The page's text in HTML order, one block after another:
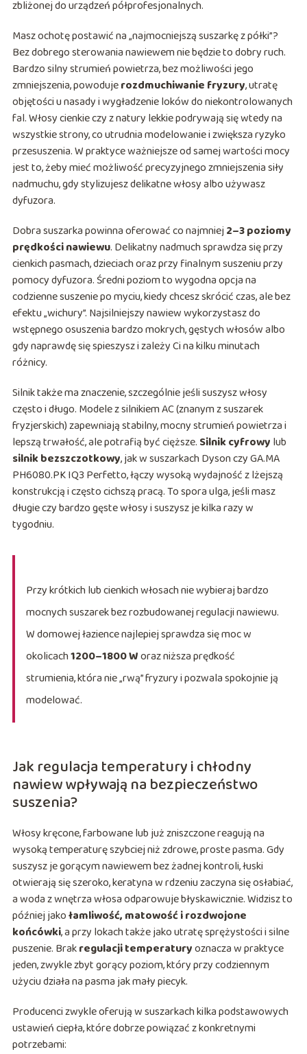
zbliżonej do urządzeń półprofesjonalnych.
Masz ochotę postawić na „najmocniejszą suszarkę z półki”?
Bez dobrego sterowania nawiewem nie będzie to dobry ruch.
Bardzo silny strumień powietrza, bez możliwości jego
zmniejszenia, powodujerozdmuchiwanie fryzury, utratę
objętości u nasady i wygładzenie loków do niekontrolowanych
fal. Włosy cienkie czy z natury lekkie podrywają się wtedy na
wszystkie strony, co utrudnia modelowanie i zwiększa ryzyko
przesuszenia. W praktyce ważniejsze od samej wartości mocy
jest to, żeby mieć możliwość precyzyjnego zmniejszenia siły
nadmuchu, gdy stylizujesz delikatne włosy albo używasz
dyfuzora.
Dobra suszarka powinna oferować co najmniej2–3 poziomy
prędkości nawiewu. Delikatny nadmuch sprawdza się przy
cienkich pasmach, dzieciach oraz przy finalnym suszeniu przy
pomocy dyfuzora. Średni poziom to wygodna opcja na
codzienne suszenie po myciu, kiedy chcesz skrócić czas, ale bez
efektu „wichury”. Najsilniejszy nawiew wykorzystasz do
wstępnego osuszenia bardzo mokrych, gęstych włosów albo
gdy naprawdę się spieszysz i zależy Ci na kilku minutach
różnicy.
Silnik także ma znaczenie, szczególnie jeśli suszysz włosy
często i długo. Modele z silnikiem AC (znanym z suszarek
fryzjerskich) zapewniają stabilny, mocny strumień powietrza i
lepszą trwałość, ale potrafią być cięższe. Silnik cyfrowy lub
silnik bezszczotkowy, jak w suszarkach Dyson czy GA.MA
PH6080.PK IQ3 Perfetto, łączy wysoką wydajność z lżejszą
konstrukcją i często cichszą pracą. To spora ulga, jeśli masz
długie czy bardzo gęste włosy i suszysz je kilka razy w
tygodniu.
Przy krótkich lub cienkich włosach nie wybieraj bardzo
mocnych suszarek bez rozbudowanej regulacji nawiewu.
W domowej łazience najlepiej sprawdza się moc w
okolicach1200–1800 Woraz niższa prędkość
strumienia, która nie „rwą” fryzury i pozwala spokojnie ją
modelować.
Jak regulacja temperatury i chłodny
nawiew wpływają na bezpieczeństwo
suszenia?
Włosy kręcone, farbowane lub już zniszczone reagują na
wysoką temperaturę szybciej niż zdrowe, proste pasma. Gdy
suszysz je gorącym nawiewem bez żadnej kontroli, łuski
otwierają się szeroko, keratyna w rdzeniu zaczyna się osłabiać,
a woda z wnętrza włosa odparowuje błyskawicznie. Widzisz to
później jakołamliwość, matowość i rozdwojone
końcówki, a przy lokach także jako utratę sprężystości i silne
puszenie. Brakregulacji temperaturyoznacza w praktyce
jeden, zwykle zbyt gorący poziom, który przy codziennym
użyciu działa na pasma jak mały piecyk.
Producenci zwykle oferują w suszarkach kilka podstawowych
ustawień ciepła, które dobrze powiązać z konkretnymi
potrzebami: